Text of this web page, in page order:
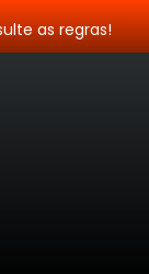
as regras!